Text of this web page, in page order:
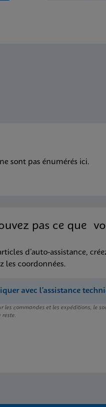
sont pas énumérés ici.
pas ce que
d’auto-assistance,
les coordonnées.
avec l’assistance
les commandes et les expéditions, le
reste.